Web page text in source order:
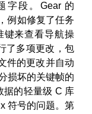
字段。Gear 的
例如修复了任务
键来查看导航操
了多项更改，包
件的更改并自动
损坏的关键帧的
据的轻量级 C 库
符号的问题。第